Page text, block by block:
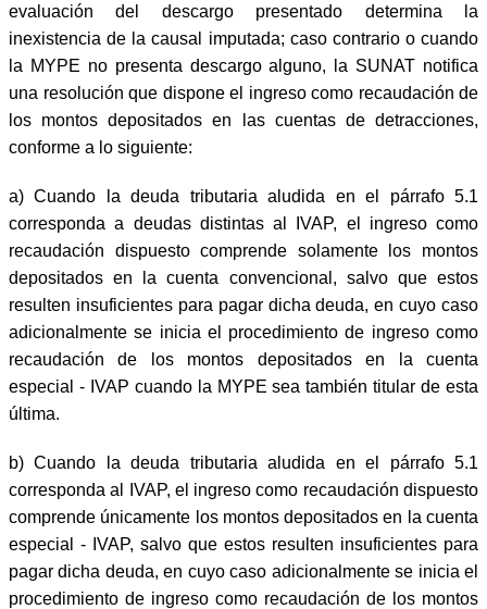
evaluación del descargo presentado determina la
inexistencia de la causal imputada; caso contrario o cuando
la MYPE no presenta descargo alguno, la SUNAT notifica
una resolución que dispone el ingreso como recaudación de
los montos depositados en las cuentas de detracciones,
conforme a lo siguiente:
a)Cuando la deuda tributaria aludida en el párrafo 5.1
corresponda a deudas distintas al IVAP, el ingreso como
recaudación dispuesto comprende solamente los montos
depositados en la cuenta convencional, salvo que estos
resulten insuficientes para pagar dicha deuda, en cuyo caso
adicionalmente se inicia el procedimiento de ingreso como
recaudación de los montos depositados en la cuenta
especial - IVAP cuando la MYPE sea también titular de esta
última.
b)Cuando la deuda tributaria aludida en el párrafo 5.1
corresponda al IVAP, el ingreso como recaudación dispuesto
comprende únicamente los montos depositados en la cuenta
especial - IVAP, salvo que estos resulten insuficientes para
pagar dicha deuda, en cuyo caso adicionalmente se inicia el
procedimiento de ingreso como recaudación de los montos